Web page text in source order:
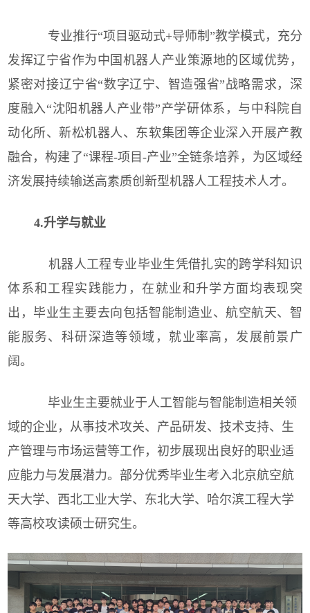
专业推行“项目驱动式+导师制”教学模式，充分
发挥辽宁省作为中国机器人产业策源地的区域优势，
紧密对接辽宁省“数字辽宁、智造强省”战略需求，深
度融入“沈阳机器人产业带”产学研体系，与中科院自
动化所、新松机器人、东软集团等企业深入开展产教
融合，构建了“课程-项目-产业”全链条培养，为区域经
济发展持续输送高素质创新型机器人工程技术人才。
4.升学与就业
机器人工程专业毕业生凭借扎实的跨学科知识
体系和工程实践能力，在就业和升学方面均表现突
出，毕业生主要去向包括智能制造业、航空航天、智
能服务、科研深造等领域，就业率高，发展前景广
阔。
毕业生主要就业于人工智能与智能制造相关领
域的企业，从事技术攻关、产品研发、技术支持、生
产管理与市场运营等工作，初步展现出良好的职业适
应能力与发展潜力。部分优秀毕业生考入北京航空航
天大学、西北工业大学、东北大学、哈尔滨工程大学
等高校攻读硕士研究生。